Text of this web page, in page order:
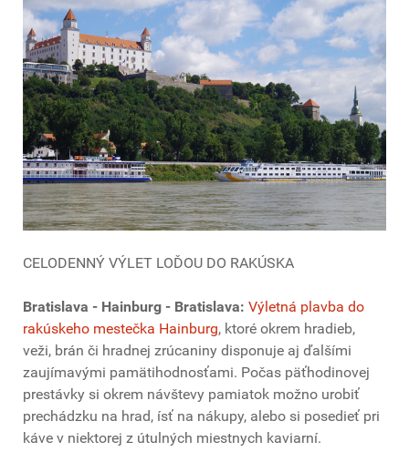
CELODENNÝ VÝLET LOĎOU DO RAKÚSKA
Bratislava - Hainburg - Bratislava: Výletná plavba do
rakúskeho mestečka Hainburg, ktoré okrem hradieb,
veži, brán či hradnej zrúcaniny disponuje aj ďalšími
zaujímavými pamätihodnosťami. Počas päťhodinovej
prestávky si okrem návštevy pamiatok možno urobiť
prechádzku na hrad, ísť na nákupy, alebo si posedieť pri
káve v niektorej z útulných miestnych kaviarní.